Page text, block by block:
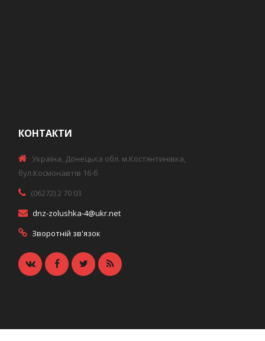
КОНТАКТИ
Україна, Донецька обл. м.Костянтинівка,
бул.Космонавтів 16-б
(06272) 2 70 03
dnz-zolushka-4@ukr.net
Зворотній зв'язок